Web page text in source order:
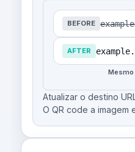
BEFORE
AFTER
Mesmo
Atualizar o destino
O QR code a imagem